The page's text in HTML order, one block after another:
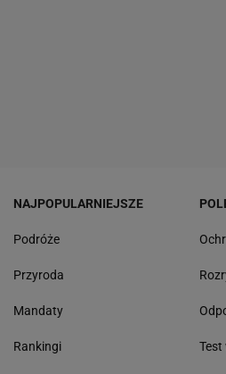
NAJPOPULARNIEJSZE
Podróże
Przyroda
Mandaty
Rankingi Test